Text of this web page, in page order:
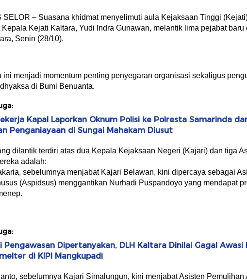
SELOR – Suasana khidmat menyelimuti aula Kejaksaan Tinggi
Kepala Kejati Kaltara, Yudi Indra Gunawan, melantik lima pejabat baru
Senin (28/10).
ini menjadi momentum penting penyegaran organisasi sekaligus
di Bumi Benuanta.
Kapal Laporkan Oknum Polisi ke Polresta Samarinda
Penganiayaan di Sungai Mahakam Diusut
dilantik terdiri atas dua Kepala Kejaksaan Negeri (Kajari) dan tiga
adalah:
sebelumnya menjabat Kajari Belawan, kini dipercaya sebagai
(Aspidsus) menggantikan Nurhadi Puspandoyo yang mendapat
Pengawasan Dipertanyakan, DLH Kaltara Dinilai Gagal Awasi
di KIPI Mangkupadi
sebelumnya Kajari Simalungun, kini menjabat Asisten Pemulihan